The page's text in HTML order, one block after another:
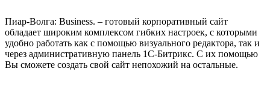
Пиар-Волга: Business. – готовый корпоративный сайт
обладает широким комплексом гибких настроек, с которыми
удобно работать как с помощью визуального редактора, так и
через административную панель 1С-Битрикс. С их помощью
Вы сможете создать свой сайт непохожий на остальные.